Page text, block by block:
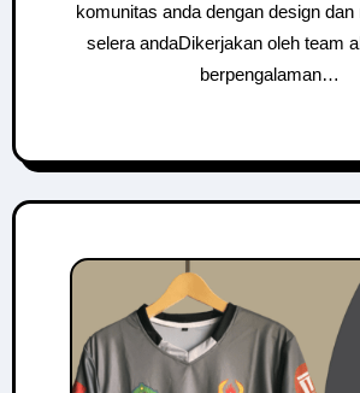
komunitas anda dengan design
selera andaDikerjakan oleh team
berpengalaman…